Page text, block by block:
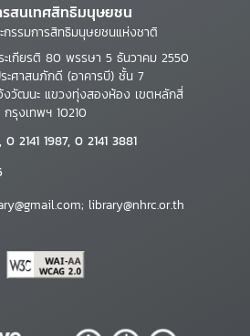
สนเทศสิทธิมนุษยชน
รรมการสิทธิมนุษยชนแห่งชาติ
ะเกียรติ 80 พรรษา 5 ธันวาคม 2550
ะศาสนภักดี (อาคารบี) ชั้น 7
วัฒนะ แขวงทุ่งสองห้อง เขตหลักสี่
กรุงเทพฯ 10210
0 2141 1987, 0 2141 3881
library@nhrc.or.th